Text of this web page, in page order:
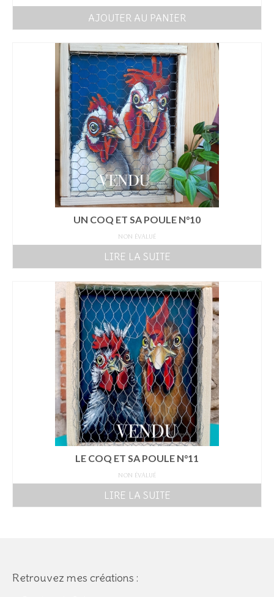
AJOUTER AU PANIER
UN COQ ET SA POULE N°10
NON ÉVALUÉ
LIRE LA SUITE
LE COQ ET SA POULE N°11
NON ÉVALUÉ
LIRE LA SUITE
Retrouvez mes créations :